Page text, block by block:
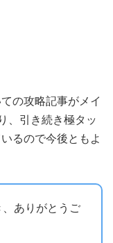
の攻略記事がメイ
、引き続き極タッ
るので今後ともよ
ありがとうご